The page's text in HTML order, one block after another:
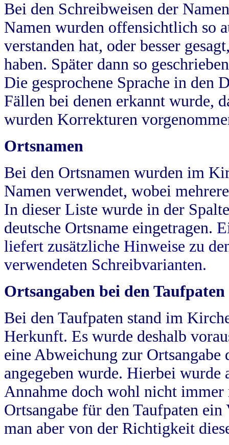
Bei den Schreibweisen der
Namen wurden offensichtlich so
verstanden hat, oder besser
haben. Später dann so
Die gesprochene Sprache in
Fällen bei denen erkannt wurde,
wurden Korrekturen
Ortsnamen
Bei den Ortsnamen wurden im
Namen verwendet, wobei
In dieser Liste wurde in der
deutsche Ortsname eingetragen.
liefert zusätzliche Hinweise zu
verwendeten Schreibvarianten.
Ortsangaben bei den Taufpaten
Bei den Taufpaten stand im
Herkunft. Es wurde deshalb
eine Abweichung zur
angegeben wurde. Hierbei wurde
Annahme doch wohl nicht
Ortsangabe für den Taufpaten
man aber von der Richtigkeit